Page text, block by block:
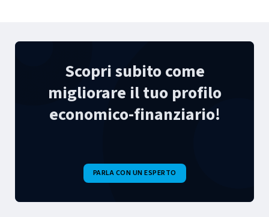
Scopri subito come
migliorare il tuo profilo
economico-finanziario!
PARLA CON UN ESPERTO